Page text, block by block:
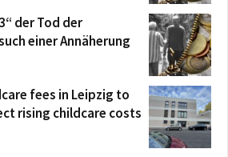
der Tod der
einer Annäherung
fees in Leipzig to
rising childcare costs